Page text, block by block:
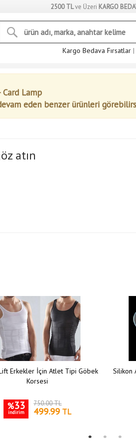
2500 TLve Üzeri KARGO
Kargo Bedava Fırsatlar |
Lamp
devam eden benzer ürünleri
atın
Erkekler İçin Atlet Tipi Göbek
Korsesi
%33
indirim
750.00 TL
499.99 TL
Silikon